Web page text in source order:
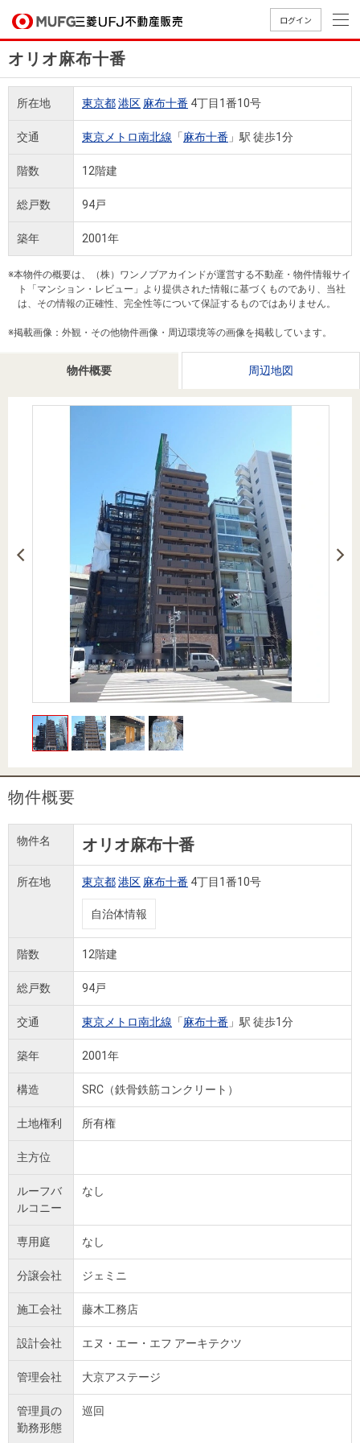
ログイン
買いたいTOP
中古
マン
ショ
ンを
新
築・
中古
一戸
建て
を探
件
を
探
す
件を
探す
購入向け
サービス
住宅ロー
ンシミュ
レーショ
ン
住まい1プ
ラス（お
役立ちコ
ラム）
住まいと
暮らしの
（電子ブ
ック）
購入ガイ
ド
売りたいTOP
無
料
査
定
売
却
相
談
AI
周辺相場
検索
住まい1プ
ラス（お
役立ちコ
ラム）
住まいと
暮らしの
税金の本
（電子ブ
ック）
売却ガイ
ド
店舗案内TOP
店舗のご
案内（首
都圏）
店舗のご
案内（名
古屋）
店舗のご
案内（関
西）
会社情報TOP
ごあいさ
つ
会社概
要
MUFG
Way
ョン
組織図
覧
図
ニュース
リリース
採用情報TOP
新卒採用
情報
キャリア
採用情報
買いたい
売りたい
店舗案内
会社情報
採用情報
法人のお客さま
会員ページ
オリオ麻布十番
物件概要 周辺地図
所在地 東京都港区 麻布十番 4丁目1番10号
交通 東京メトロ南北線 「麻布十番 」駅 徒歩1分
階数 12階建
総戸数 94戸
築年 2001年
※本物件の概要は、（株）ワンノブアカインドが運営する不動産・物件情報サイ
ト「マンション・レビュー」より提供された情報に基づくものであり、当社
は、その情報の正確性、完全性等について保証するものではありません。
※掲載画像：外観・その他物件画像・周辺環境等の画像を掲載しています。
物件概要
物件名 オリオ麻布十番
所在地 東京都港区 麻布十番 4丁目1番10号
自治体情報
階数 12階建
総戸数 94戸
交通 東京メトロ南北線 「麻布十番 」駅 徒歩1分
築年 2001年
構造 SRC（鉄骨鉄筋コンクリート）
土地権利 所有権
主方位
ルーフバ
ルコニー
なし
専用庭 なし
分譲会社 ジェミニ
施工会社 藤木工務店
設計会社 エヌ・エー・エフ アーキテクツ
管理会社 大京アステージ
管理員の
勤務形態
巡回